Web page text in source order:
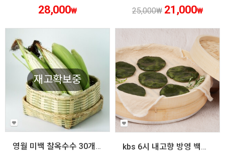
28,000₩
25,000₩ 21,000₩
재고확보중
영월 미백 찰옥수수 30개/50개 쫄깃하고 구수한 강원도 옥수수 쪄먹는 법
kbs 6시 내고향 방영 백미 쑥개떡이야 삶은쑥 국산 선물용 건강간식 직접생산 여행갈때 달지않은 청정지역 동강 저세마을